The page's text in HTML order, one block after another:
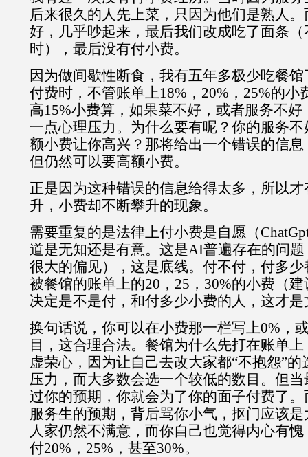
后来很久的人先上菜，只因为他们是熟人
好，几乎吵起来，最后我们改成吃了面条
时），最后没有付小费。
因为做间歇性断食，我有五年多极少吃餐
付费时，不管账单上18%，20%，25%的小
高15%小费算，如果菜不好，或者服务不
一点心理压力。为什么要有呢？你的服务
额小费让你高兴？那将给出一个错误的信
但仍然可以要高额小费。
正是因为这种错误的信息给得太多，所以
升，小费却不断攀升的现象。
需要重复的是法律上付小费是自愿（
道是无知还是有意。这是AI普遍存在的问
很大的偏见），这是底线。付不付，付多
被餐馆的账单上的20，25，30%的小费（
决定是不是付，和付多少小费的人，这才
换句话说，你可以在小费那一栏写上0%，
目，这合理合法。餐馆为什么先打在账单
虚荣心，因为让自己去改大家都“不抱怨”
压力，而大多数会选一个较低的数目。但
过你的预期，你就会为了你的面子付费了
服务生的预期，背后骂你小气，抠门应该
人家仍然不满意，而你自己也觉得内心有
付20%，25%，甚至30%。